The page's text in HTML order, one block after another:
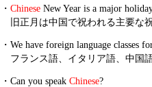
・ Chinese New Year is a major
旧正月は中国で祝われる主要な
・ We have foreign language classes
フランス語、イタリア語、中国
・ Can you speak Chinese?